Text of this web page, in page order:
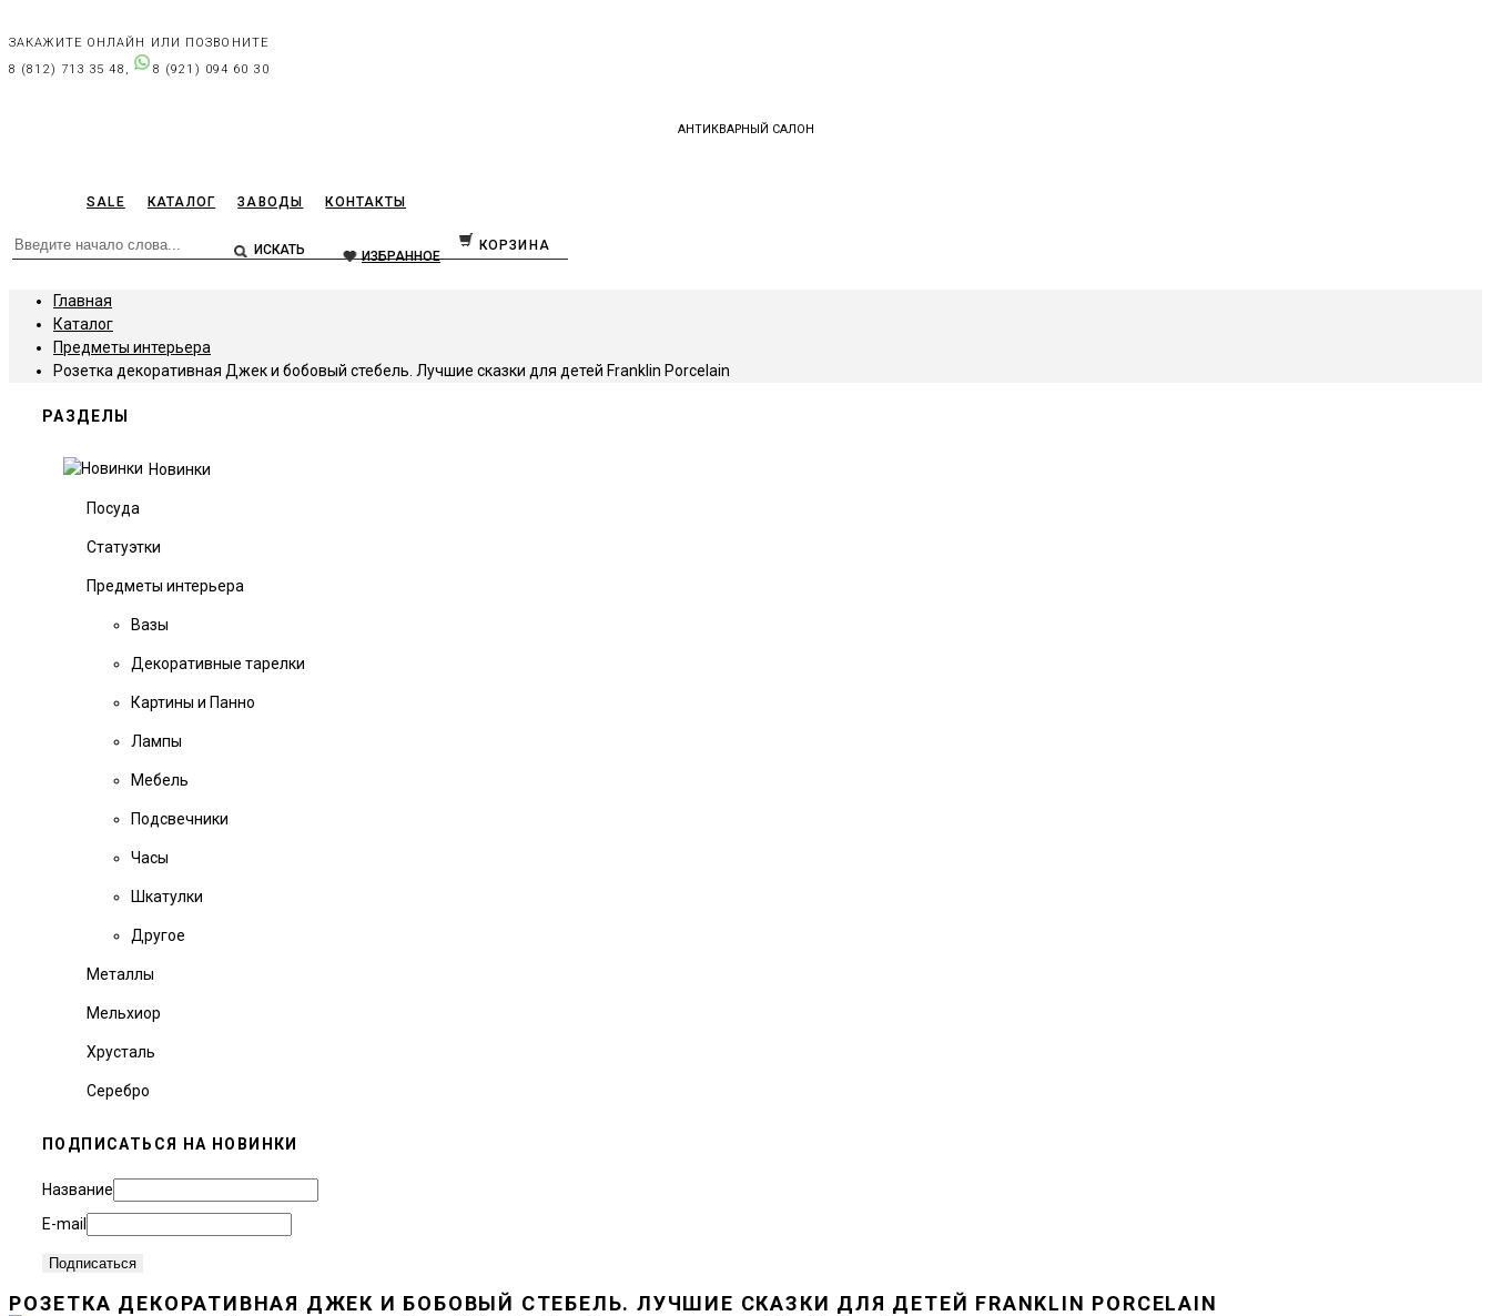
ЗАКАЖИТЕ ОНЛАЙН ИЛИ ПОЗВОНИТЕ
8 (812) 713 35 48,
8 (921) 094 60 30
АНТИКВАРНЫЙ САЛОН
SALE КАТАЛОГ ЗАВОДЫ КОНТАКТЫ
ИЗБРАННОЕ
КОРЗИНА
Главная
Каталог
Предметы интерьера
Розетка декоративная Джек и бобовый стебель. Лучшие сказки для детей Franklin Porcelain
РАЗДЕЛЫ
Новинки
Посуда
Статуэтки
Предметы интерьера
Вазы
Декоративные тарелки
Картины и Панно
Лампы
Мебель
Подсвечники
Часы
Шкатулки
Другое
Металлы
Мельхиор
Хрусталь
Серебро
ПОДПИСАТЬСЯ НА НОВИНКИ
Название
E-mail
РОЗЕТКА ДЕКОРАТИВНАЯ ДЖЕК И БОБОВЫЙ СТЕБЕЛЬ. ЛУЧШИЕ СКАЗКИ ДЛЯ ДЕТЕЙ FRANKLIN PORCELAIN